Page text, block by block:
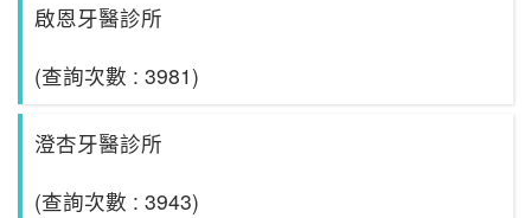
啟恩牙醫診所
(查詢次數 : 3981)
澄杏牙醫診所
(查詢次數 : 3943)